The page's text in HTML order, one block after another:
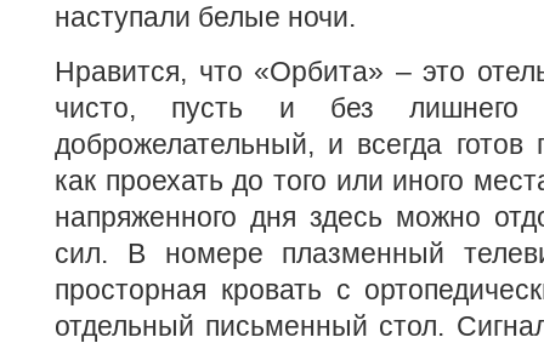
наступали белые ночи.
Нравится, что «Орбита» – это
чисто, пусть и без лишнего
доброжелательный, и всегда готов
как проехать до того или иного
напряженного дня здесь можно
сил. В номере плазменный
просторная кровать с
отдельный письменный стол.